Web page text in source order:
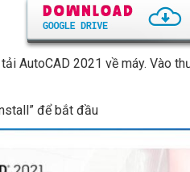
AutoCAD 2021 về máy. Vào
để bắt đầu